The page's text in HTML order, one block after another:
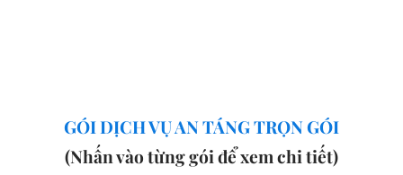
GÓI DỊCH VỤ AN TÁNG TRỌN GÓI
(Nhấn vào từng gói để xem chi tiết)